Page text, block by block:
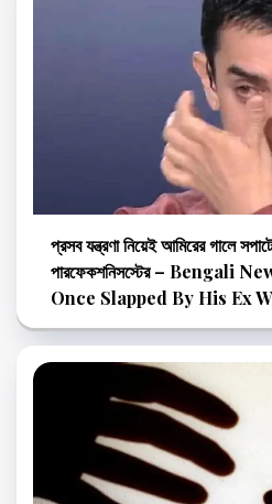
প্রসব যন্ত্রণা নিয়েই আমিরের গালে
পারফেকশনিসস্টের – Bengali
Once Slapped By His Ex